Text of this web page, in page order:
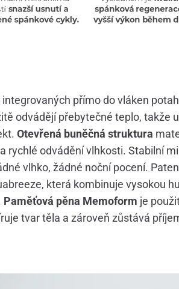
integrovaných přímo do vláken
odvádějí přebytečné teplo, takže
Otevřená buněčná struktura
rychlé odvádění vlhkosti. Stabilní
vlhko, žádné noční pocení.
která kombinuje vysokou
Paměťová pěna Memoform je
tvar těla a zároveň zůstává